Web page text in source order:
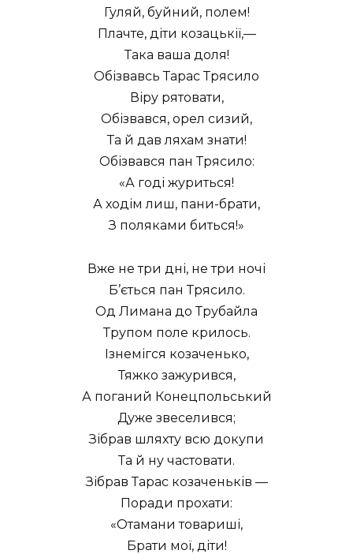
Гуляй, буйний, полем!
Плачте, діти козацькії,—
Така ваша доля!
Обізвавсь Тарас Трясило
Віру рятовати,
Обізвався, орел сизий,
Та й дав ляхам знати!
Обізвався пан Трясило:
«А годі журиться!
А ходім лиш, пани-брати,
З поляками биться!»
Вже не три дні, не три ночі
Б’ється пан Трясило.
Од Лимана до Трубайла
Трупом поле крилось.
Ізнемігся козаченько,
Тяжко зажурився,
А поганий Конецпольський
Дуже звеселився;
Зібрав шляхту всю докупи
Та й ну частовати.
Зібрав Тарас козаченьків —
Поради прохати:
«Отамани товариші,
Брати мої, діти!